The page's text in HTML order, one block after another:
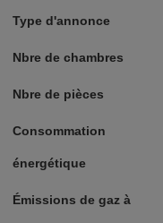
Type d'annonce
Nbre de chambres
Nbre de pièces
Consommation
énergétique
Émissions de gaz à